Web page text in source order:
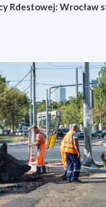
Rdestowej: Wrocław